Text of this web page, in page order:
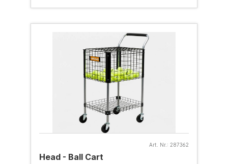
Art. Nr.: 287362
Head - Ball Cart